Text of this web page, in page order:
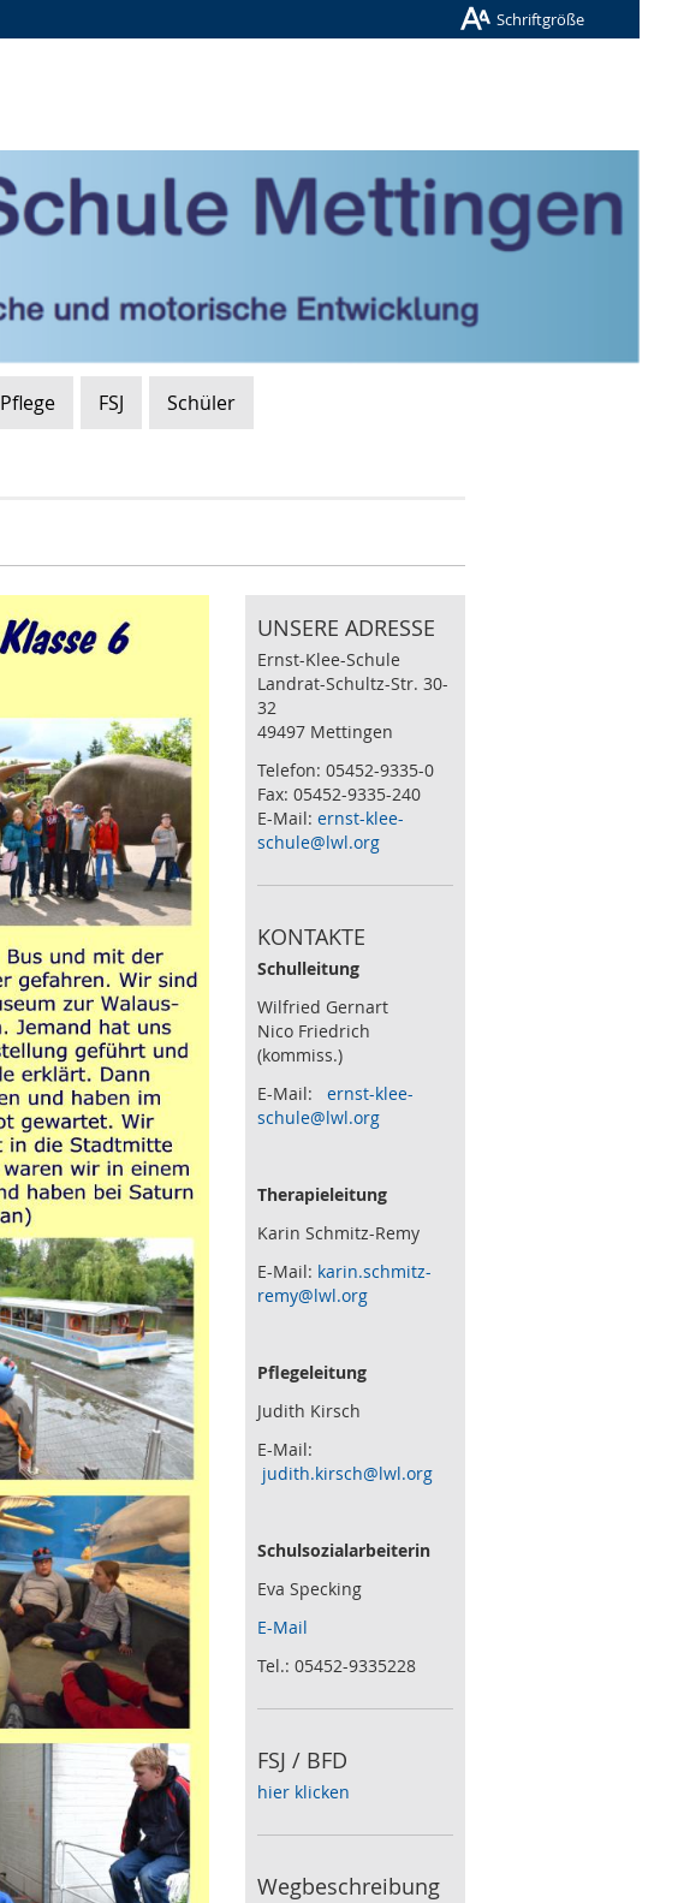
Schriftgröße
Pflege FSJ Schüler
UNSERE ADRESSE
Ernst-Klee-Schule
Landrat-Schultz-Str. 30-
32
49497 Mettingen
Telefon: 05452-9335-0
Fax: 05452-9335-240
E-Mail:ernst-klee-
schule@lwl.org
KONTAKTE
Schulleitung
Wilfried Gernart
Nico Friedrich
(kommiss.)
E-Mail:ernst-klee-
schule@lwl.org
Therapieleitung
Karin Schmitz-Remy
E-Mail: karin.schmitz-
remy@lwl.org
Pflegeleitung
Judith Kirsch
E-Mail:
judith.kirsch@lwl.org
Schulsozialarbeiterin
Eva Specking
E-Mail
Tel.: 05452-9335228
FSJ / BFD
hier klicken
Wegbeschreibung